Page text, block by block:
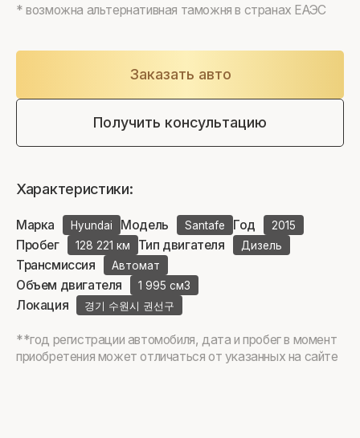
* возможна альтернативная таможня в странах ЕАЭС
Заказать авто
Получить консультацию
Характеристики:
Марка Hyundai Модель Santafe Год 2015
Пробег 128 221 км Тип двигателя Дизель
Трансмиссия Автомат
Объем двигателя 1 995 см3
Локация 경기 수원시 권선구
**год регистрации автомобиля, дата и пробег в момент
приобретения может отличаться от указанных на сайте